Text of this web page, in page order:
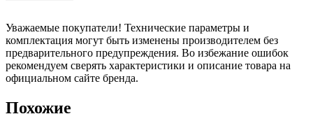
Уважаемые покупатели! Технические параметры и
комплектация могут быть изменены производителем без
предварительного предупреждения. Во избежание ошибок
рекомендуем сверять характеристики и описание товара на
официальном сайте бренда.
Похожие